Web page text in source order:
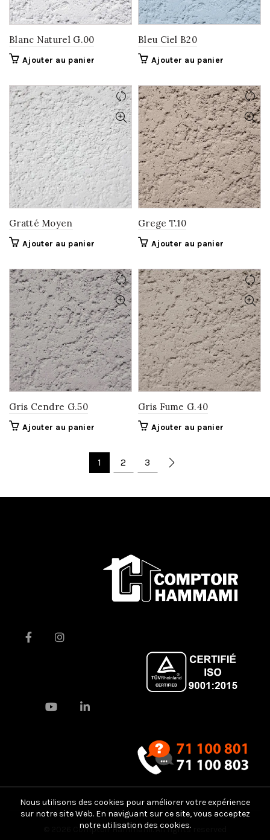
Blanc Naturel G.00
Ajouter au panier
Bleu Ciel B20
Ajouter au panier
Gratté Moyen
Ajouter au panier
Grege T.10
Ajouter au panier
Gris Cendre G.50
Ajouter au panier
Gris Fume G.40
Ajouter au panier
1 2 3
Comptoir Hammami. All rights reserved
Nous utilisons des cookies pour améliorer votre expérience
sur notre site Web. En naviguant sur ce site, vous acceptez
notre utilisation des cookies.